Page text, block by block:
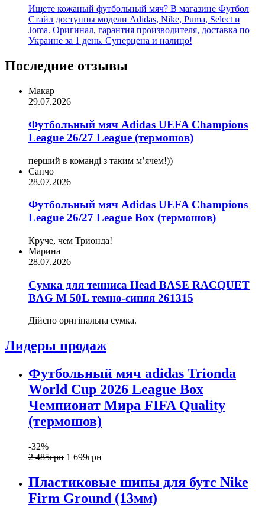
Ищете кожаный футбольный мяч? В магазине Футбол
Стайл доступны модели Adidas, Nike, Puma, Select и
Joma. Оригинал, гарантия производителя, доставка по
Украине за 1 день. Суперцена и налицо!
Последние отзывы
Макар
29.07.2026
Футбольный мяч Adidas UEFA Champions
League 26/27 League (термошов)
перший в команді з таким мʼячем!))
Санчо
28.07.2026
Футбольный мяч Adidas UEFA Champions
League 26/27 League Box (термошов)
Круче, чем Трионда!
Марина
28.07.2026
Сумка для тенниса Head BASE RACQUET
BAG M 50L темно-синяя 261315
Дійсно оригінальна сумка.
Лидеры продаж
Футбольный мяч adidas Trionda
World Cup 2026 League Box
Чемпионат Мира FIFA Quality
(термошов)
-32%
2 485грн 1 699грн
Пластиковые шипы для бутс Nike
Firm Ground (13мм)